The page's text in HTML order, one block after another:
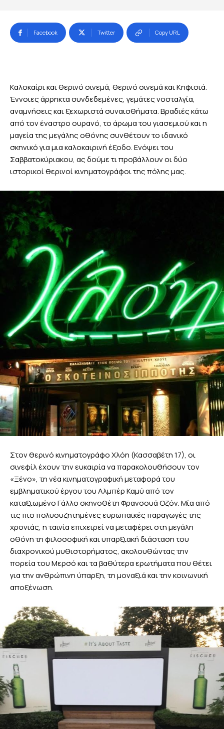
Facebook Twitter Copy URL
Καλοκαίρι και θερινό σινεμά, θερινό σινεμά και Κηφισιά.
Έννοιες άρρηκτα συνδεδεμένες, γεμάτες νοσταλγία,
αναμνήσεις και ξεχωριστά συναισθήματα. Βραδιές κάτω
από τον έναστρο ουρανό, το άρωμα του γιασεμιού και η
μαγεία της μεγάλης οθόνης συνθέτουν το ιδανικό
σκηνικό για μια καλοκαιρινή έξοδο. Ενόψει του
Σαββατοκύριακου, ας δούμε τι προβάλλουν οι δύο
ιστορικοί θερινοί κινηματογράφοι της πόλης μας.
Στον θερινό κινηματογράφο Χλόη (Κασσαβέτη 17), οι
σινεφίλ έχουν την ευκαιρία να παρακολουθήσουν τον
«Ξένο», τη νέα κινηματογραφική μεταφορά του
εμβληματικού έργου του Αλμπέρ Καμύ από τον
καταξιωμένο Γάλλο σκηνοθέτη Φρανσουά Οζόν. Μία από
τις πιο πολυσυζητημένες ευρωπαϊκές παραγωγές της
χρονιάς, η ταινία επιχειρεί να μεταφέρει στη μεγάλη
οθόνη τη φιλοσοφική και υπαρξιακή διάσταση του
διαχρονικού μυθιστορήματος, ακολουθώντας την
πορεία του Μερσό και τα βαθύτερα ερωτήματα που θέτει
για την ανθρώπινη ύπαρξη, τη μοναξιά και την κοινωνική
αποξένωση.